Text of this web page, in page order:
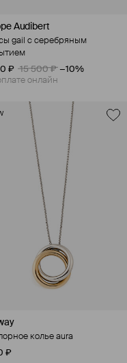
Audibert
gail с серебряным
₽
15 500 ₽ −10%
онлайн
колье aura
₽